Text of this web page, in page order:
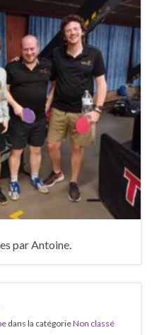
par Antoine.
dans la catégorieNon classé